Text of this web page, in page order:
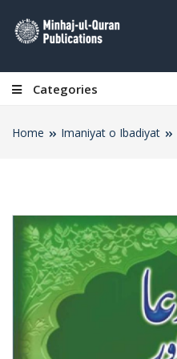
Categories
Home Imaniyat o Ibadiyat